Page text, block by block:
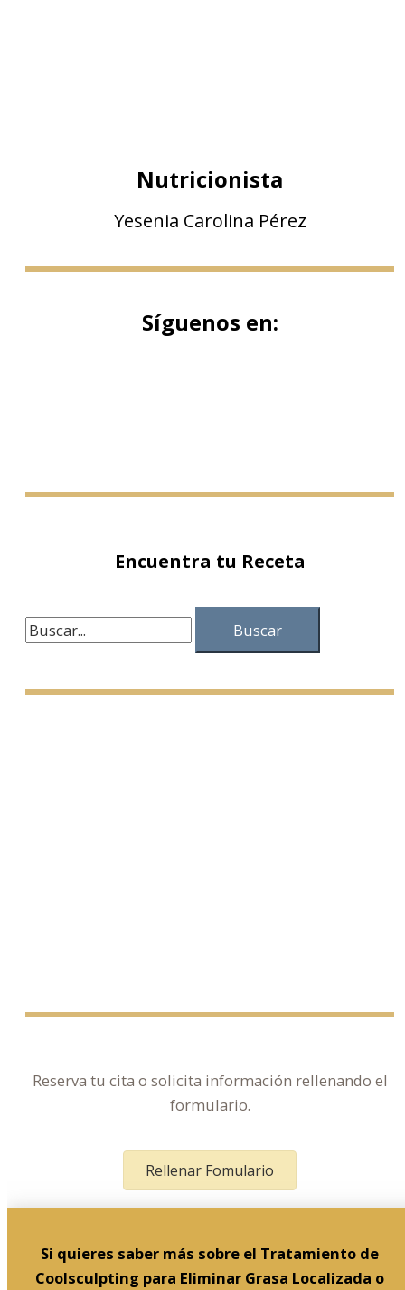
Nutricionista
Yesenia Carolina Pérez
Síguenos en:
Encuentra tu Receta
Reserva tu cita o solicita información rellenando el
formulario.
Rellenar Fomulario
Si quieres saber más sobre el Tratamiento de
Coolsculpting para Eliminar Grasa Localizada o